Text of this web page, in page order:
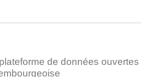
de données ouvertes